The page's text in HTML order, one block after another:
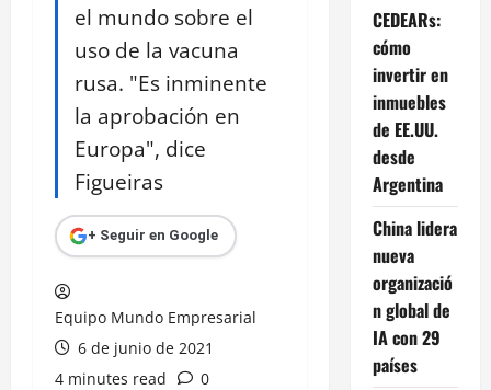
el mundo sobre el
uso de la vacuna
rusa. "Es inminente
la aprobación en
Europa", dice
Figueiras
+ Seguir en Google
Equipo Mundo Empresarial
6 de junio de 2021
4 minutes read
0
CEDEARs:
cómo
invertir en
inmuebles
de EE.UU.
desde
Argentina
China lidera
nueva
organizació
n global de
IA con 29
países